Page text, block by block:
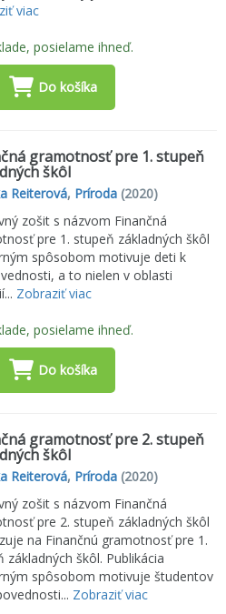
viac
posielame ihneď.
Do košíka
gramotnosť pre 1. stupeň
škôl
Reiterová, Príroda (2020)
zošit s názvom Finančná
pre 1. stupeň základných škôl
spôsobom motivuje deti k
a to nielen v oblasti
Zobraziť viac
posielame ihneď.
Do košíka
gramotnosť pre 2. stupeň
škôl
Reiterová, Príroda (2020)
zošit s názvom Finančná
pre 2. stupeň základných škôl
na Finančnú gramotnosť pre 1.
základných škôl. Publikácia
spôsobom motivuje študentov
Zobraziť viac